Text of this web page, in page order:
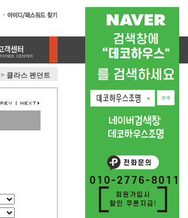
> 클라스 펜던트